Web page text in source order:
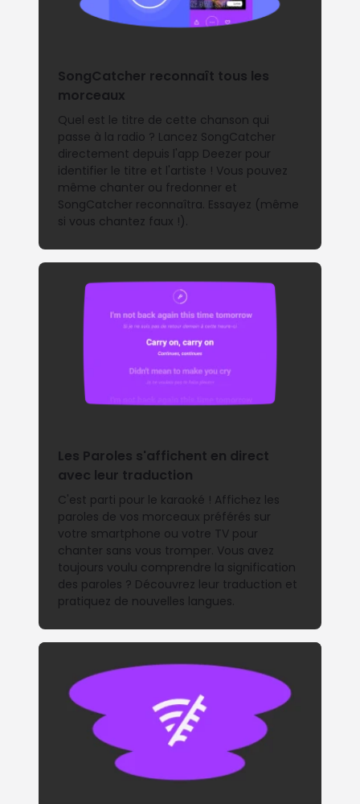
SongCatcher reconnaît tous les
morceaux
Quel est le titre de cette chanson qui
passe à la radio ? Lancez SongCatcher
directement depuis l'app Deezer pour
identifier le titre et l'artiste ! Vous pouvez
même chanter ou fredonner et
SongCatcher reconnaîtra. Essayez (même
si vous chantez faux !).
Les Paroles s'affichent en direct
avec leur traduction
C'est parti pour le karaoké ! Affichez les
paroles de vos morceaux préférés sur
votre smartphone ou votre TV pour
chanter sans vous tromper. Vous avez
toujours voulu comprendre la signification
des paroles ? Découvrez leur traduction et
pratiquez de nouvelles langues.